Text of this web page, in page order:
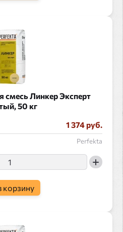
смесь Линкер Эксперт
50 кг
1 374 руб.
Perfekta
корзину